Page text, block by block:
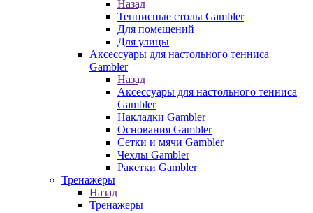
Назад
Теннисные столы Gambler
Для помещений
Для улицы
Аксессуары для настольного тенниса
Gambler
Назад
Аксессуары для настольного тенниса
Gambler
Накладки Gambler
Основания Gambler
Сетки и мячи Gambler
Чехлы Gambler
Ракетки Gambler
Тренажеры
Назад
Тренажеры